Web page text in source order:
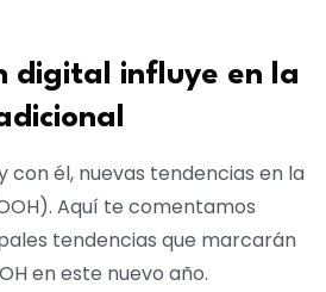
digital influye en la
con él, nuevas tendencias en la
Aquí te comentamos
tendencias que marcarán
en este nuevo año.